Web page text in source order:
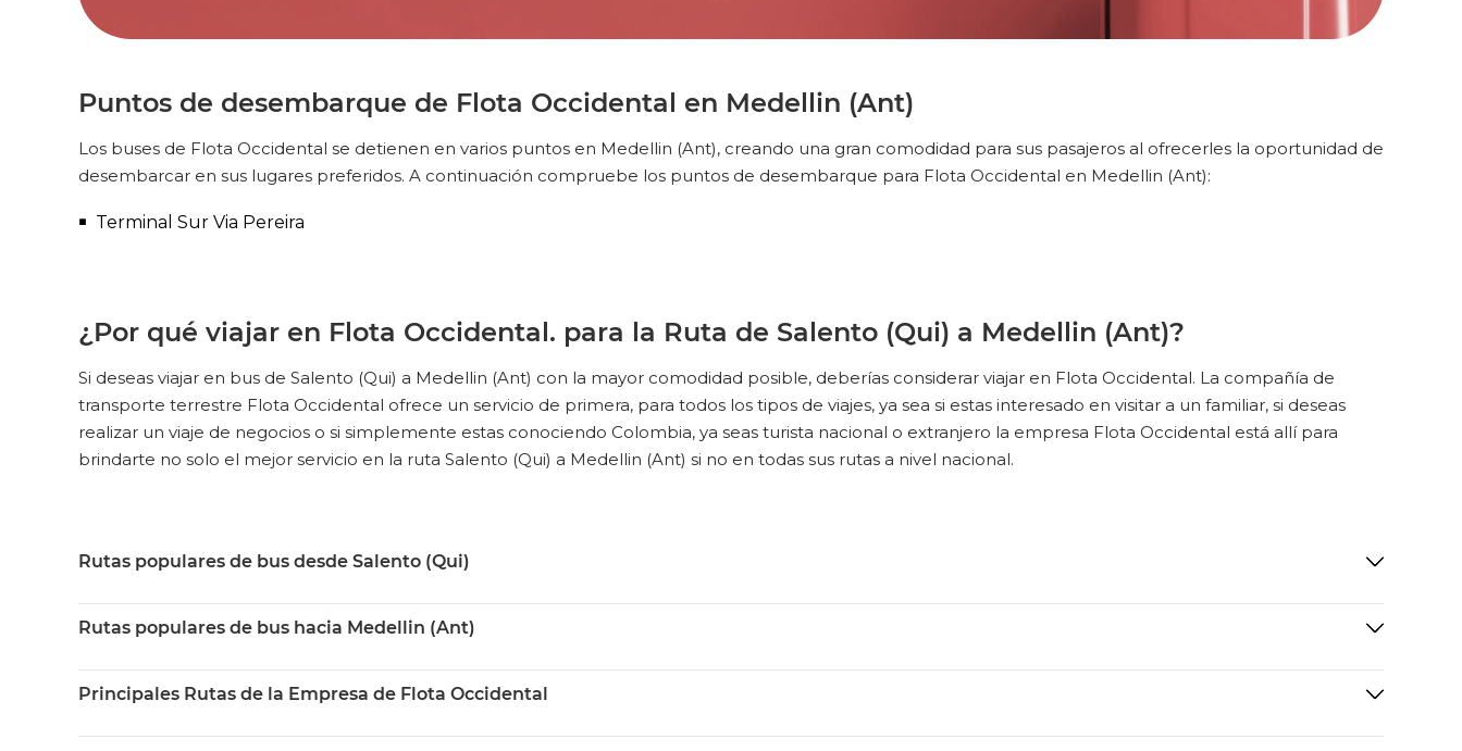
Puntos de desembarque de Flota Occidental en Medellin (Ant)
Los buses de Flota Occidental se detienen en varios puntos en Medellin (Ant), creando una gran comodidad para sus pasajeros al ofrecerles la oportunidad de
desembarcar en sus lugares preferidos. A continuación compruebe los puntos de desembarque para Flota Occidental en Medellin (Ant):
Terminal Sur Via Pereira
¿Por qué viajar en Flota Occidental. para la Ruta de Salento (Qui) a Medellin (Ant)?
Si deseas viajar en bus de Salento (Qui) a Medellin (Ant) con la mayor comodidad posible, deberías considerar viajar en Flota Occidental. La compañía de
transporte terrestre Flota Occidental ofrece un servicio de primera, para todos los tipos de viajes, ya sea si estas interesado en visitar a un familiar, si deseas
realizar un viaje de negocios o si simplemente estas conociendo Colombia, ya seas turista nacional o extranjero la empresa Flota Occidental está allí para
brindarte no solo el mejor servicio en la ruta Salento (Qui) a Medellin (Ant) si no en todas sus rutas a nivel nacional.
Rutas populares de bus desde Salento (Qui)
Rutas populares de bus hacia Medellin (Ant)
Principales Rutas de la Empresa de Flota Occidental